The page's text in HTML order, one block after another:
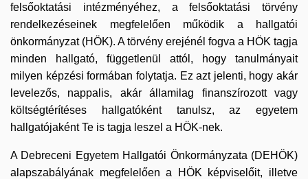
felsőoktatási intézményéhez, a felsőoktatási törvény
rendelkezéseinek megfelelően működik a hallgatói
önkormányzat (HÖK). A törvény erejénél fogva a HÖK tagja
minden hallgató, függetlenül attól, hogy tanulmányait
milyen képzési formában folytatja. Ez azt jelenti, hogy akár
levelezős, nappalis, akár államilag finanszírozott vagy
költségtérítéses hallgatóként tanulsz, az egyetem
hallgatójaként Te is tagja leszel a HÖK-nek.
A Debreceni Egyetem Hallgatói Önkormányzata (DEHÖK)
alapszabályának megfelelően a HÖK képviselőit, illetve